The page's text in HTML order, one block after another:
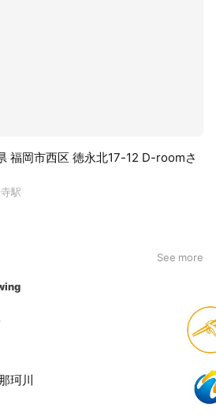
時のサポート業務、スタジオ内の
力に自信のある方。将来プロのフ
たい方にとって、現場で学べる最
オ（福岡市西区）および福岡市
動（シフト制／応相談）
福岡市西区 徳永北17-12 D-roomさ
駅
See more
珂川